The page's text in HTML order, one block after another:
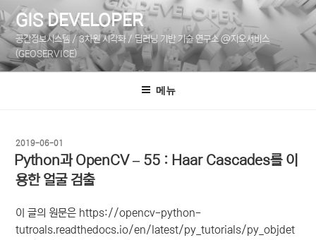
텐
츠
로
바
GIS DEVELOPER
공간정보시스템 / 3차원 시각화 / 딥러닝 기반 기술 연구소 @지오서비스
(GEOSERVICE)
메뉴
작
성
일
자
2019-06-01
Python과 OpenCV – 55 : Haar Cascades를 이
용한 얼굴 검출
이 글의 원문은 https://opencv-python-
tutroals.readthedocs.io/en/latest/py_tutorials/py_objdet